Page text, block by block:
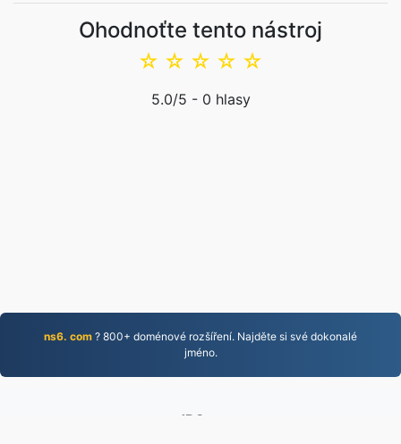
Ohodnoťte tento nástroj
☆
☆
☆
☆
☆
5.0/5 - 0 hlasy
ns6. com ? 800+ doménové rozšíření. Najděte si své dokonalé
jméno.
JPG.to